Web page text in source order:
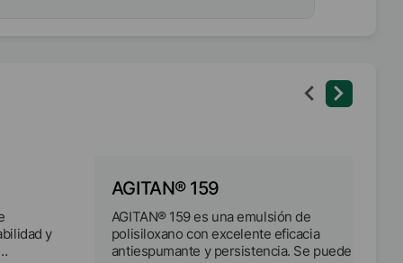
y
AGITAN® 159
AGITAN® 159 es una emulsión de
polisiloxano con excelente eficacia
antiespumante y persistencia. Se puede